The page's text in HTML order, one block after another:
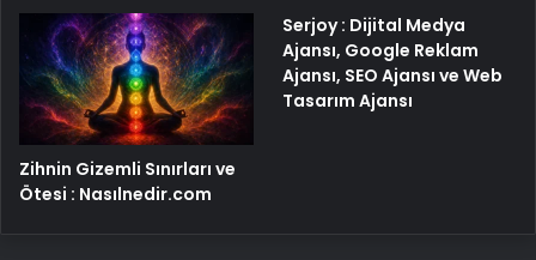
Zihnin Gizemli Sınırları ve
Ötesi : Nasılnedir.com
Serjoy : Dijital Medya
Ajansı, Google Reklam
Ajansı, SEO Ajansı ve Web
Tasarım Ajansı